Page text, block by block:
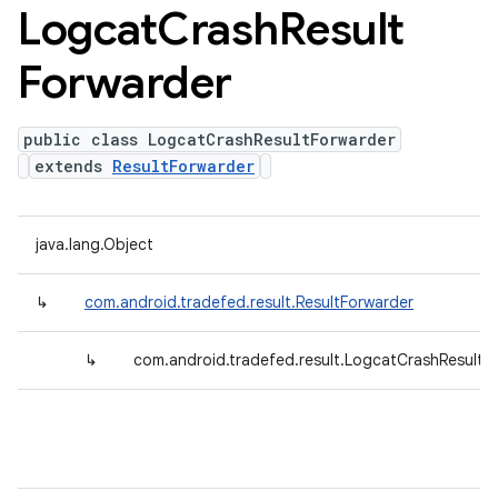
LogcatCrashResult
Forwarder
public class LogcatCrashResultForwarder
extends ResultForwarder
java.lang.Object
↳ com.android.tradefed.result.ResultForwarder
↳